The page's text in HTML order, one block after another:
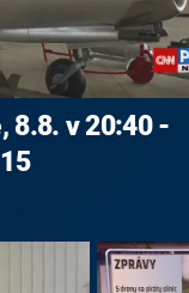
8.8. v 20:40 -